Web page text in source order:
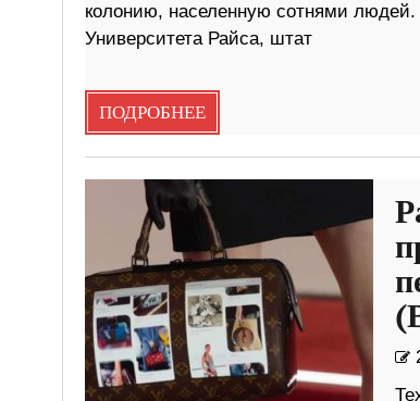
колонию, населенную сотнями
Университета Райса, штат
ПОДРОБНЕЕ